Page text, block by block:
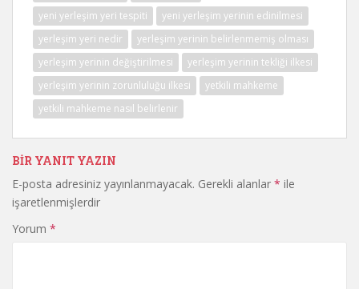
yeni yerleşim yeri tespiti
yeni yerleşim yerinin edinilmesi
yerleşim yeri nedir
yerleşim yerinin belirlenmemiş olması
yerleşim yerinin değiştirilmesi
yerleşim yerinin tekliği ilkesi
yerleşim yerinin zorunluluğu ilkesi
yetkili mahkeme
yetkili mahkeme nasıl belirlenir
BIR YANIT YAZIN
E-posta adresiniz yayınlanmayacak. Gerekli alanlar * ile
işaretlenmişlerdir
Yorum *